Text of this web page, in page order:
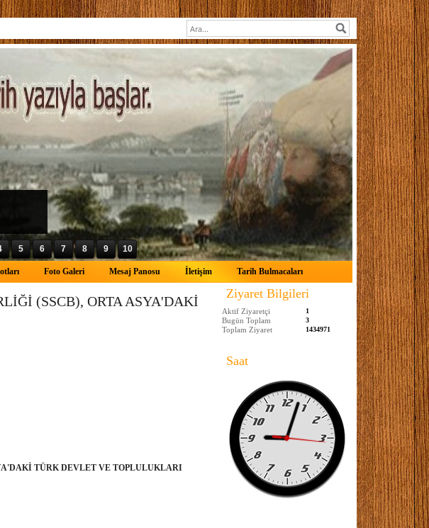
5 6 7 8 9 10
Foto Galeri Mesaj Panosu İletişim Tarih Bulmacaları
(SSCB), ORTA ASYA'DAKİ
TÜRK DEVLET VE TOPLULUKLARI
Ziyaret Bilgileri
Aktif Ziyaretçi 1
Bugün Toplam 3
Toplam Ziyaret 1434971
Saat